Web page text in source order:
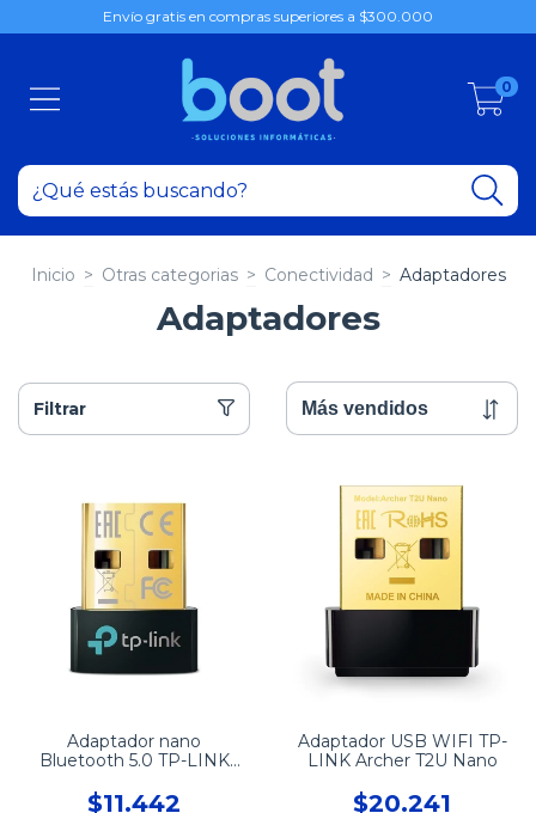
Envío gratis en compras superiores a $300.000
0
Inicio > Otras categorias > Conectividad > Adaptadores
Adaptadores
Filtrar
Adaptador nano
Bluetooth 5.0 TP-LINK
$11.442
Adaptador USB WIFI TP-
LINK Archer T2U Nano
$20.241